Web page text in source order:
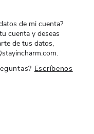
de mi cuenta?
cuenta y deseas
de tus datos,
Escríbenos